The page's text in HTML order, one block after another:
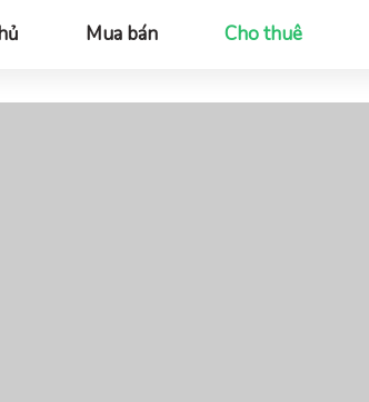
Mua bán Cho thuê